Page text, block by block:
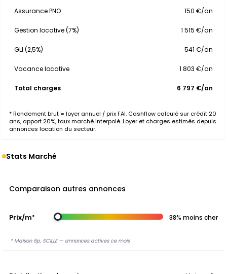
Assurance PNO 150 €/an
Gestion locative (7%) 1 515 €/an
GLI (2,5%) 541 €/an
Vacance locative 1 803 €/an
Total charges 6 797 €/an
* Rendement brut = loyer annuel / prix FAI. Cashflow calculé sur crédit 20
ans, apport 20%, taux marché interpolé. Loyer et charges estimés depuis
annonces location du secteur.
Stats Marché
Comparaison autres annonces
Prix/m² 38% moins cher
* Maison 6p, SCILLE — annonces actives ce mois